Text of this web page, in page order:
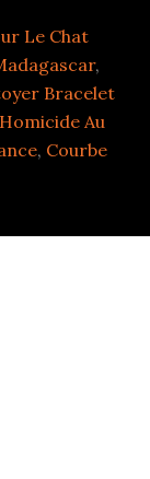
Le Chat
,
Bracelet
Homicide Au
, Courbe